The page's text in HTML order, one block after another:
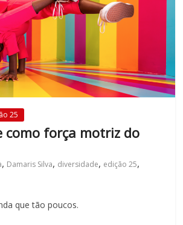
25
como força motriz do
, Damaris Silva, diversidade, edição 25,
que tão poucos.